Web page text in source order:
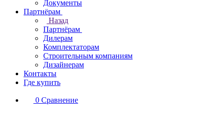
Документы
Партнёрам
Назад
Партнёрам
Дилерам
Комплектаторам
Строительным компаниям
Дизайнерам
Контакты
Где купить
0 Сравнение